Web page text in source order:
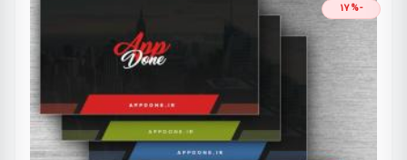
-17%